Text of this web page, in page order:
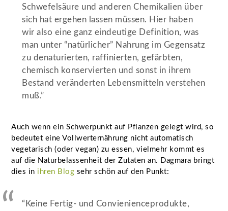
Schwefelsäure und anderen Chemikalien über
sich hat ergehen lassen müssen. Hier haben
wir also eine ganz eindeutige Definition, was
man unter “natürlicher” Nahrung im Gegensatz
zu denaturierten, raffinierten, gefärbten,
chemisch konservierten und sonst in ihrem
Bestand veränderten Lebensmitteln verstehen
muß.”
Auch wenn ein Schwerpunkt auf Pflanzen gelegt wird, so
bedeutet eine Vollwerternährung nicht automatisch
vegetarisch (oder vegan) zu essen, vielmehr kommt es
auf die Naturbelassenheit der Zutaten an. Dagmara bringt
dies in ihren Blog sehr schön auf den Punkt:
“Keine Fertig- und Convienienceprodukte,